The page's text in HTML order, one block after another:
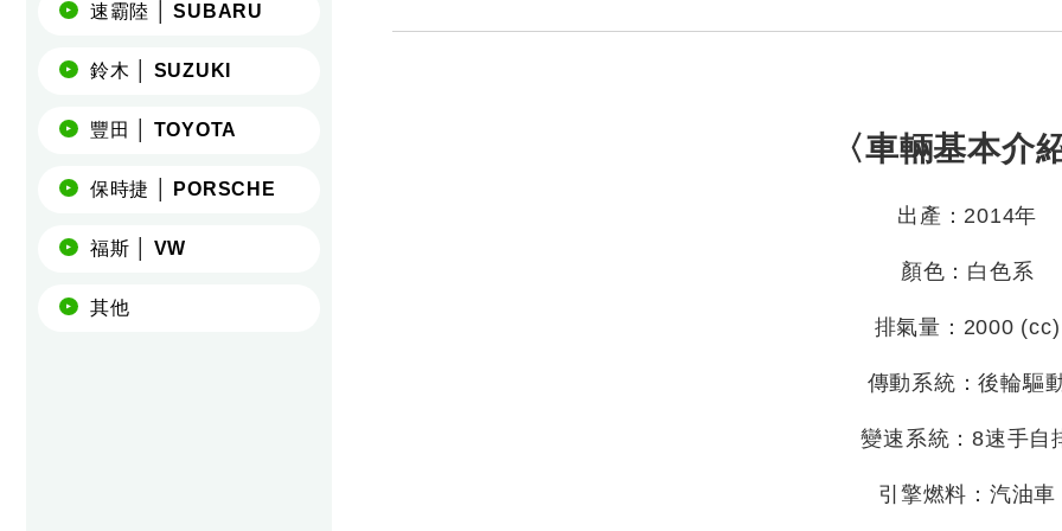
速霸陸 │ SUBARU
鈴木 │ SUZUKI
豐田 │ TOYOTA
保時捷 │ PORSCHE
福斯 │ VW
其他
〈車輛基本介
出產：2014年
顏色：白色系
排氣量：2000 (cc)
傳動系統：後輪驅
變速系統：8速手自
引擎燃料：汽油車